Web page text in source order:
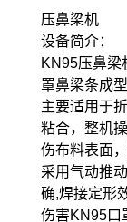
压鼻梁机
设备简介：
KN95压鼻梁
罩鼻梁条成
主要适用于
粘合，整机
伤布料表面
采用气动推
确,焊接定形
伤害KN95口